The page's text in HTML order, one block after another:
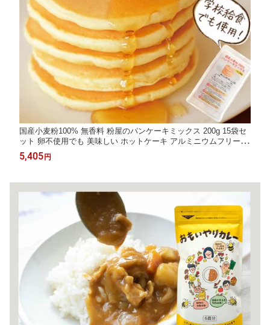
国産小麦粉100% 無香料 粉屋のパンケーキミックス 200g 15袋セ
ット 卵不使用でも 美味しい ホットケーキ アルミニウムフリー ア
ルミフリー 無香料 無着色 クッキー スコーン 国産小麦 子供 おや
つ お取り寄せグルメ おすすめ
5,405 円